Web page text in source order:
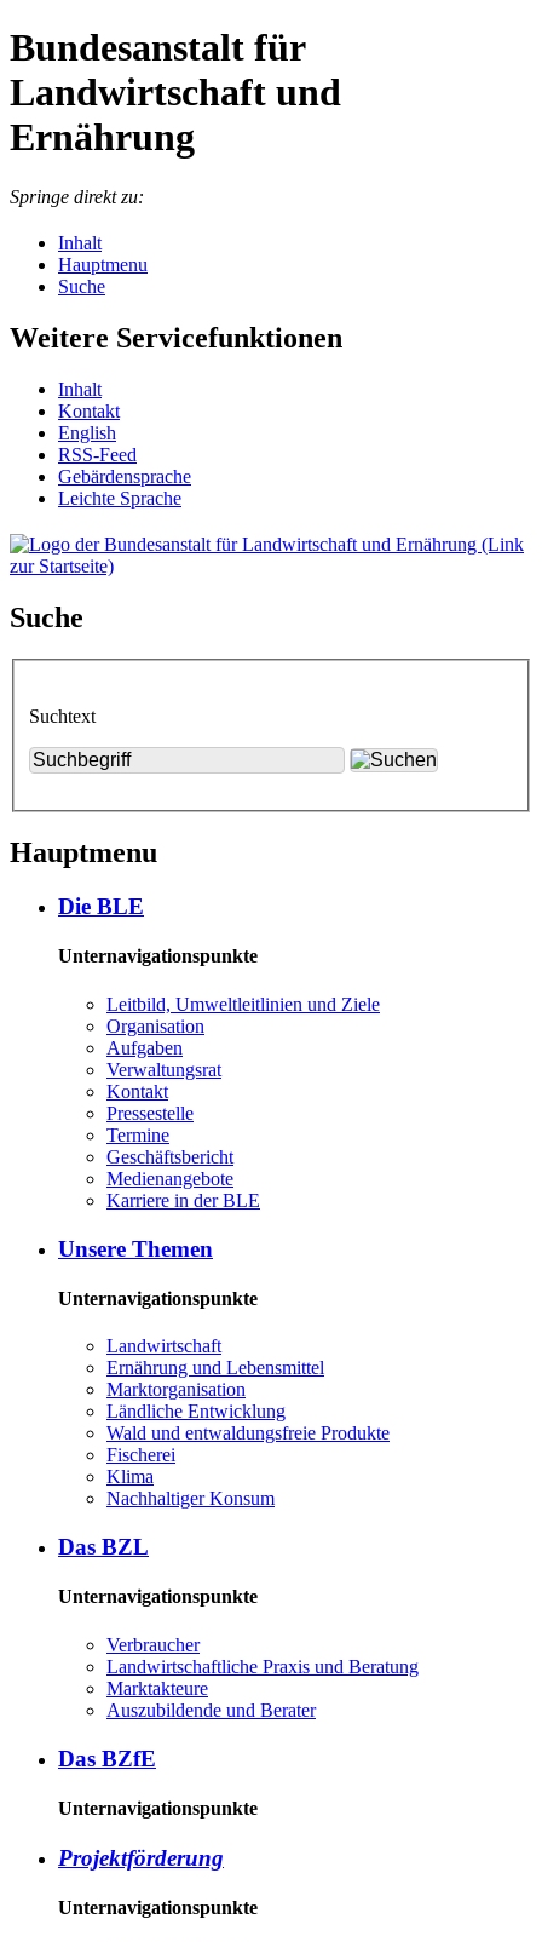
Bundesanstalt für
Landwirtschaft und
Ernährung
Springe direkt zu:
Inhalt
Hauptmenu
Suche
Weitere Servicefunktionen
In­halt
Kon­takt
English
RSS-Feed
Ge­bär­den­spra­che
Leich­te Spra­che
Suche
Suchtext
Hauptmenu
Die BLE
Unternavigationspunkte
Leit­bild, Um­welt­leit­li­ni­en und Zie­le
Or­ga­ni­sa­ti­on
Auf­ga­ben
Ver­wal­tungs­rat
Kon­takt
Pres­se­stel­le
Ter­mi­ne
Ge­schäfts­be­richt
Me­di­en­an­ge­bo­te
Kar­rie­re in der BLE
Un­se­re The­men
Unternavigationspunkte
Land­wirt­schaft
Er­näh­rung und Le­bens­mit­tel
Markt­or­ga­ni­sa­ti­on
Länd­li­che Ent­wick­lung
Wald und ent­wal­dungs­freie Pro­duk­te
Fi­sche­rei
Kli­ma
Nach­hal­ti­ger Kon­sum
Das BZL
Unternavigationspunkte
Ver­brau­cher
Land­wirtschaft­liche Pra­xis und Be­ra­tung
Mark­tak­teu­re
Aus­zu­bil­den­de und Be­ra­ter
Das BZ­fE
Unternavigationspunkte
Pro­jekt­för­de­rung
Unternavigationspunkte